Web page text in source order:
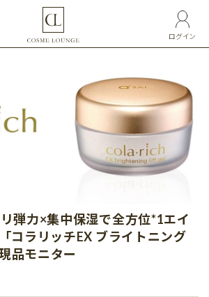
ログイン
リ弾力×集中保湿で全方位*1エイ
コラリッチEX ブライトニング
品モニター